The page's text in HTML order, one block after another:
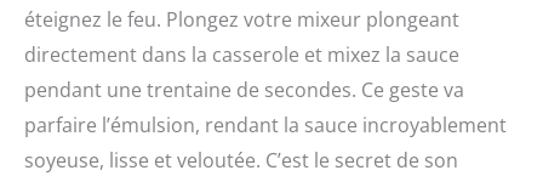
éteignez le feu. Plongez votre mixeur plongeant
directement dans la casserole et mixez la sauce
pendant une trentaine de secondes. Ce geste va
parfaire l’émulsion, rendant la sauce incroyablement
soyeuse, lisse et veloutée. C’est le secret de son